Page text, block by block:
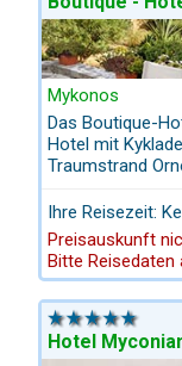
Mykonos
Das Boutique-
Hotel mit
Traumstrand
diesen kleinen
Paradieses
mit den
Detail
traditionellen
Ihre Reisezeit:
Preisauskunft
Bitte Reisedaten
Hotel